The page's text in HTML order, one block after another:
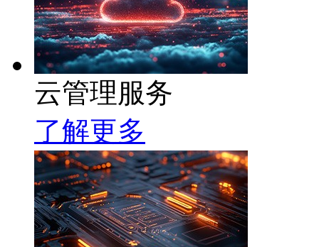
云管理服务
了解更多